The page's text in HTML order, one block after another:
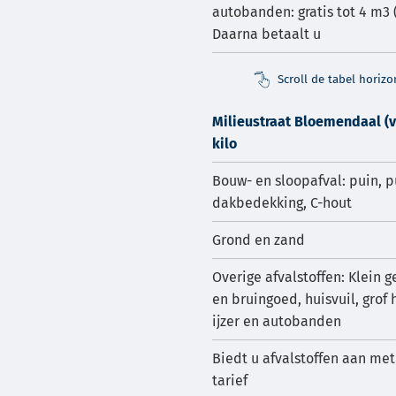
autobanden: gratis tot 4 m3
Daarna betaalt u
Scroll de tabel
Milieustraat Bloemendaal
kilo
Bouw- en sloopafval: puin,
dakbedekking, C-hout
Grond en zand
Overige afvalstoffen: Klein
en bruingoed, huisvuil, grof
ijzer en autobanden
Biedt u afvalstoffen aan
tarief